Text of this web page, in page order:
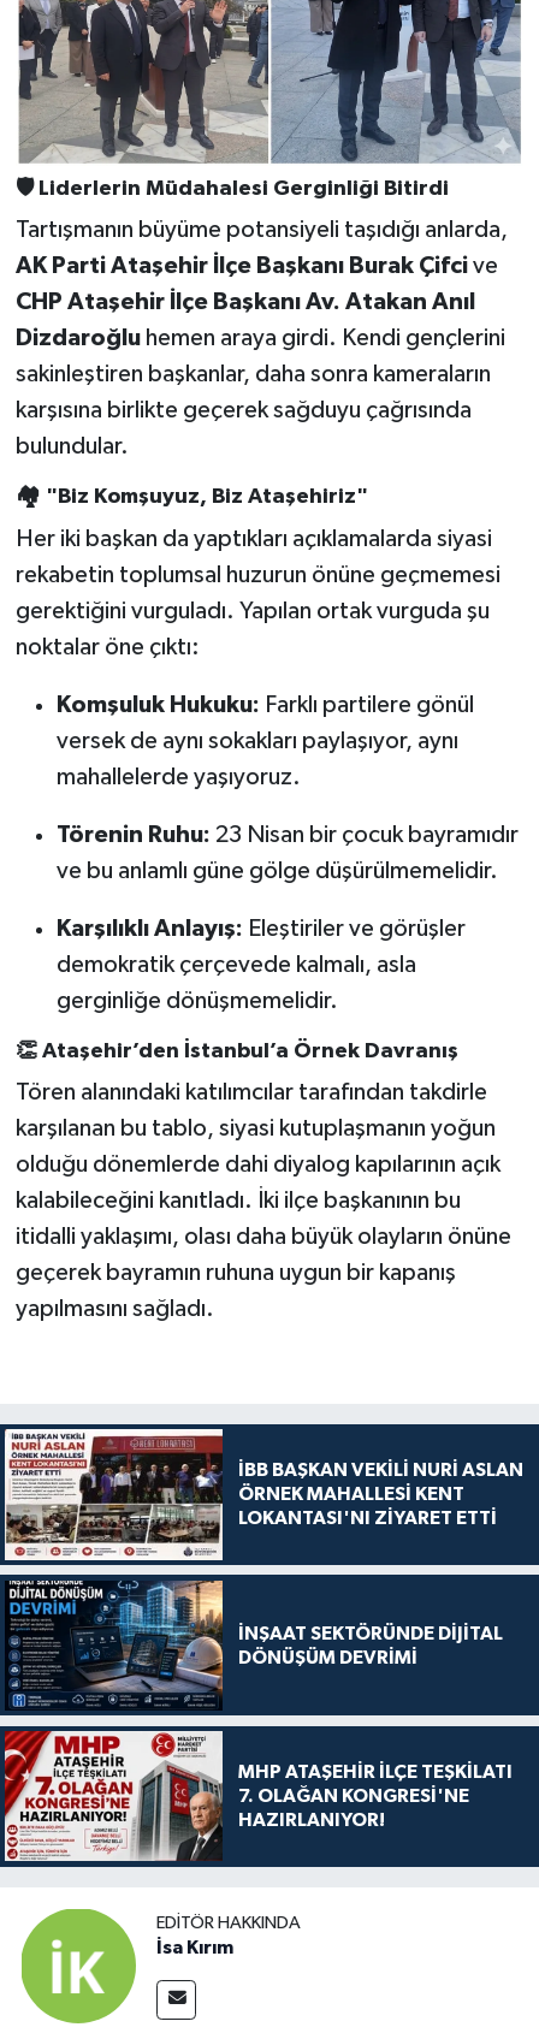
🛡️ Liderlerin Müdahalesi Gerginliği Bitirdi
Tartışmanın büyüme potansiyeli taşıdığı anlarda,
AK Parti Ataşehir İlçe Başkanı Burak Çifcive
CHP Ataşehir İlçe Başkanı Av. Atakan Anıl
Dizdaroğluhemen araya girdi. Kendi gençlerini
sakinleştiren başkanlar, daha sonra kameraların
karşısına birlikte geçerek sağduyu çağrısında
bulundular.
🏘️ "Biz Komşuyuz, Biz Ataşehiriz"
Her iki başkan da yaptıkları açıklamalarda siyasi
rekabetin toplumsal huzurun önüne geçmemesi
gerektiğini vurguladı. Yapılan ortak vurguda şu
noktalar öne çıktı:
Komşuluk Hukuku: Farklı partilere gönül
versek de aynı sokakları paylaşıyor, aynı
mahallelerde yaşıyoruz.
Törenin Ruhu: 23 Nisan bir çocuk bayramıdır
ve bu anlamlı güne gölge düşürülmemelidir.
Karşılıklı Anlayış: Eleştiriler ve görüşler
demokratik çerçevede kalmalı, asla
gerginliğe dönüşmemelidir.
👏 Ataşehir’den İstanbul’a Örnek Davranış
Tören alanındaki katılımcılar tarafından takdirle
karşılanan bu tablo, siyasi kutuplaşmanın yoğun
olduğu dönemlerde dahi diyalog kapılarının açık
kalabileceğini kanıtladı. İki ilçe başkanının bu
itidalli yaklaşımı, olası daha büyük olayların önüne
geçerek bayramın ruhuna uygun bir kapanış
yapılmasını sağladı.
İBB BAŞKAN VEKİLİ NURİ ASLAN
ÖRNEK MAHALLESİ KENT
LOKANTASI'NI ZİYARET ETTİ
İNŞAAT SEKTÖRÜNDE DİJİTAL
DÖNÜŞÜM DEVRİMİ
MHP ATAŞEHİR İLÇE TEŞKİLATI
7. OLAĞAN KONGRESİ'NE
HAZIRLANIYOR!
EDITÖR HAKKINDA
İsa Kırım